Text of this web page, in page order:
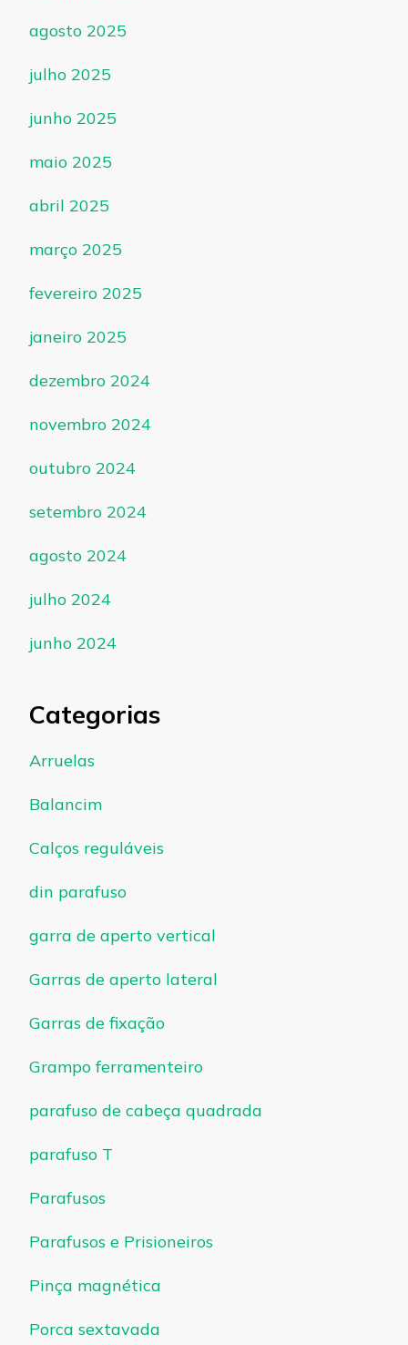
agosto 2025
julho 2025
junho 2025
maio 2025
abril 2025
março 2025
fevereiro 2025
janeiro 2025
dezembro 2024
novembro 2024
outubro 2024
setembro 2024
agosto 2024
julho 2024
junho 2024
Categorias
Arruelas
Balancim
Calços reguláveis
din parafuso
garra de aperto vertical
Garras de aperto lateral
Garras de fixação
Grampo ferramenteiro
parafuso de cabeça quadrada
parafuso T
Parafusos
Parafusos e Prisioneiros
Pinça magnética
Porca sextavada